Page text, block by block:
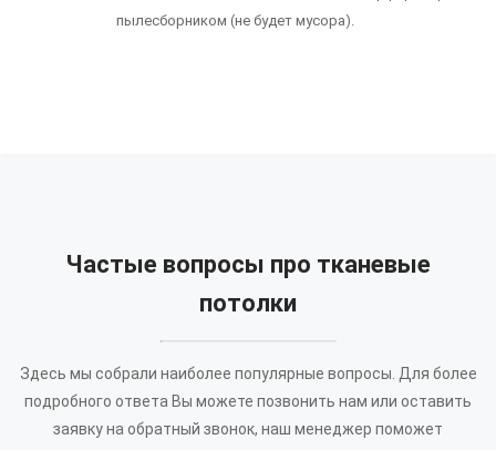
пылесборником (не будет мусора).
Частые вопросы про тканевые
потолки
Здесь мы собрали наиболее популярные вопросы. Для более
подробного ответа Вы можете позвонить нам или оставить
заявку на обратный звонок, наш менеджер поможет